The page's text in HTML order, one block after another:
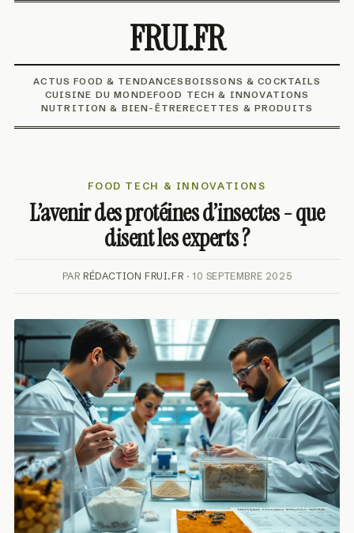
FRUI.FR
ACTUS FOOD & TENDANCES BOISSONS & COCKTAILS
CUISINE DU MONDEFOOD TECH & INNOVATIONS
NUTRITION & BIEN-ÊTRERECETTES & PRODUITS
FOOD TECH & INNOVATIONS
L’avenir des protéines d’insectes - que
disent les experts ?
PAR RÉDACTION FRUI.FR · 10 SEPTEMBRE 2025